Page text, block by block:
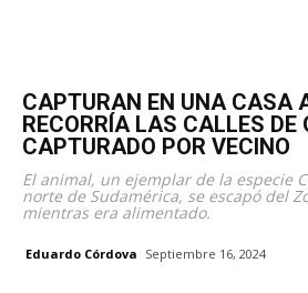
CAPTURAN EN UNA CASA
RECORRÍA LAS CALLES DE
CAPTURADO POR VECINO
El animal, un ejemplar de la especie
norte de Sudamérica, se escapó del
mientras era alimentado.
Eduardo Córdova Septiembre 16, 2024